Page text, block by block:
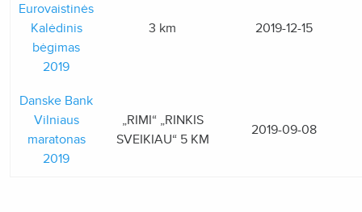
Eurovaistinės
Kalėdinis
bėgimas
2019
3 km 2019-12-15
Danske Bank
Vilniaus
maratonas
2019
„RIMI“ „RINKIS
SVEIKIAU“ 5 KM
2019-09-08